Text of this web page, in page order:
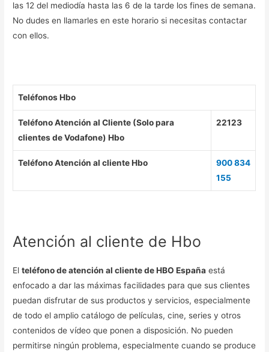
las 12 del mediodía hasta las 6 de la tarde los fines de semana.
No dudes en llamarles en este horario si necesitas contactar
con ellos.
Teléfonos Hbo
Teléfono Atención al Cliente (Solo para
clientes de Vodafone) Hbo
22123
Teléfono Atención al cliente Hbo
900 834
155
Atención al cliente de Hbo
Elteléfono de atención al cliente de HBO España está
enfocado a dar las máximas facilidades para que sus clientes
puedan disfrutar de sus productos y servicios, especialmente
de todo el amplio catálogo de películas, cine, series y otros
contenidos de vídeo que ponen a disposición. No pueden
permitirse ningún problema, especialmente cuando se produce